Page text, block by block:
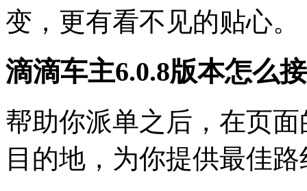
变，更有看不见的贴心。
滴滴车主6.0.8版本怎么
帮助你派单之后，在页
目的地，为你提供最佳路